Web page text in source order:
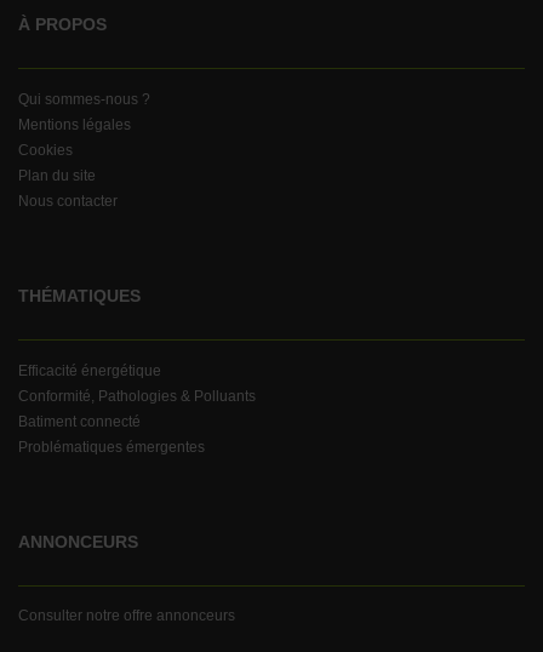
À PROPOS
Qui sommes-nous ?
Mentions légales
Cookies
Plan du site
Nous contacter
THÉMATIQUES
Efficacité énergétique
Conformité, Pathologies & Polluants
Batiment connecté
Problématiques émergentes
ANNONCEURS
Consulter notre offre annonceurs